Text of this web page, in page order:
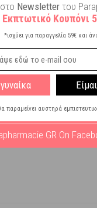
Newsletter του
Εκπτωτικό Κουπόνι
*ισχύει για παραγγελία 59€ και
αυστηρά
GR On